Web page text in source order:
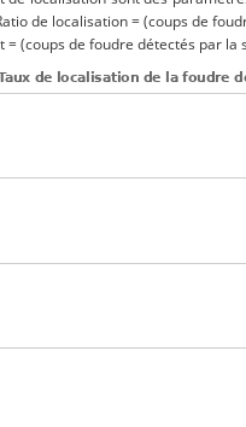
de localisation = (coups de
= (coups de foudre détectés par la